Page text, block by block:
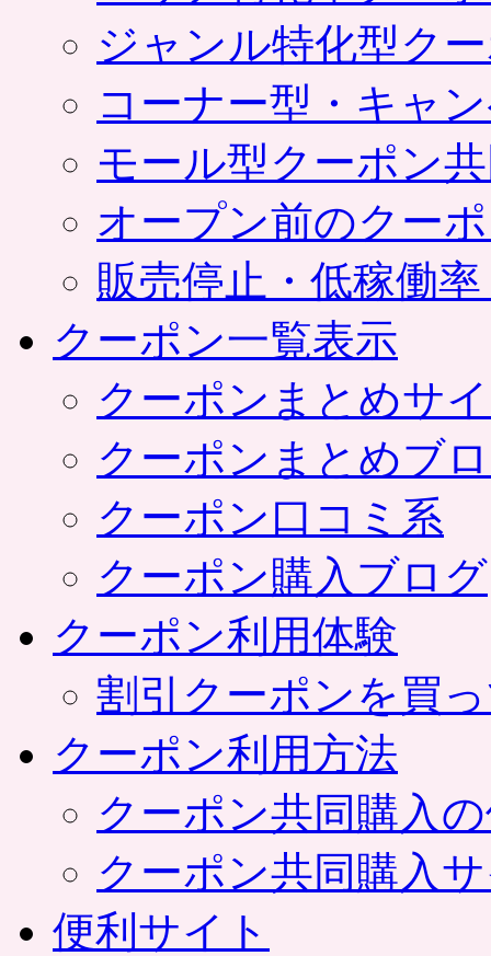
ジャンル特化型ク
コーナー型・キャ
モール型クーポン
オープン前のクー
販売停止・低稼働
クーポン一覧表示
クーポンまとめサ
クーポンまとめブ
クーポン口コミ系
クーポン購入ブログ
クーポン利用体験
割引クーポンを買
クーポン利用方法
クーポン共同購入
クーポン共同購入
便利サイト